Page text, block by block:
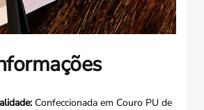
Confeccionada em Couro PU de